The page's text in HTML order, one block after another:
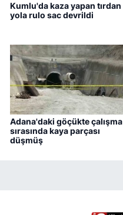
Kumlu'da kaza yapan tırdan
yola rulo sac devrildi
Adana'daki göçükte çalışma
sırasında kaya parçası
düşmüş